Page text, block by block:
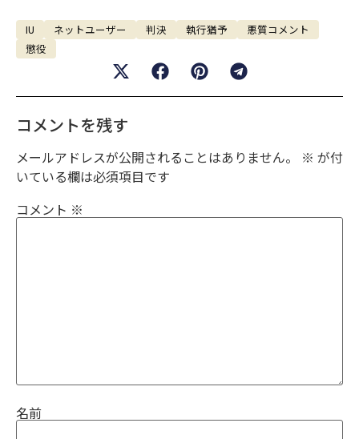
IU ネットユーザー 判決 執行猶予
悪質コメント
懲役
コメントを残す
メールアドレスが公開されることはありません。 ※ が付
いている欄は必須項目です
コメント ※
名前